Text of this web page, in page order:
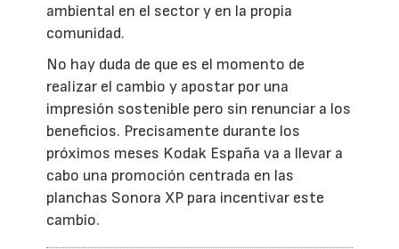
ambiental en el sector y en la propia
comunidad.
No hay duda de que es el momento de
realizar el cambio y apostar por una
impresión sostenible pero sin renunciar a los
beneficios. Precisamente durante los
próximos meses Kodak España va a llevar a
cabo una promoción centrada en las
planchas Sonora XP para incentivar este
cambio.